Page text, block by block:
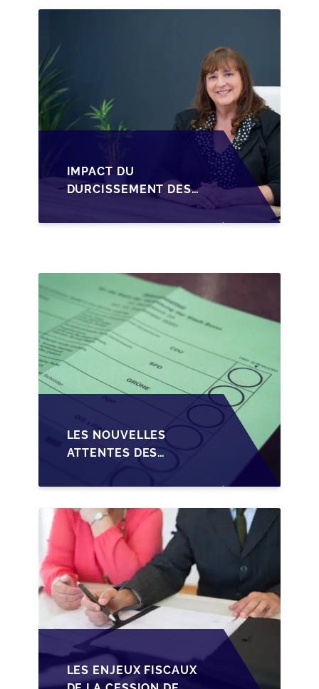
CESSION DES PARTS
IMPACT DU
DURCISSEMENT DES
CRÉDIT SUR LA
LES NOUVELLES
ATTENTES DES
TRANSMISSION DES
PME BELGES
LES ENJEUX FISCAUX